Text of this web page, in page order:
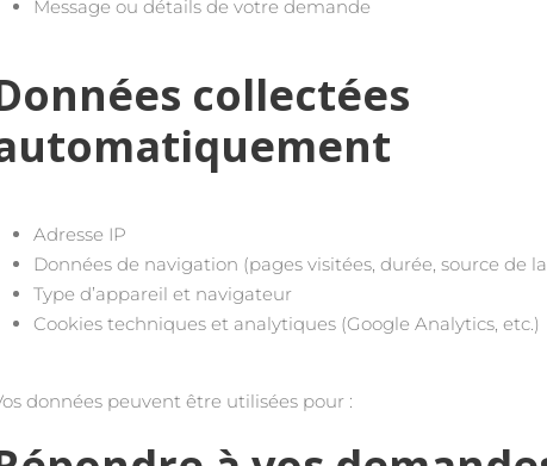
Message ou détails de votre demande
collectées
Adresse IP
Données de navigation (pages visitées, durée, source de
Type d’appareil et navigateur
Cookies techniques et analytiques (Google Analytics, etc.)
données peuvent être utilisées pour :